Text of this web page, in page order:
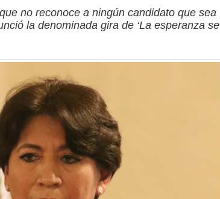
no reconoce a ningún candidato que sea
la denominada gira de ‘La esperanza se